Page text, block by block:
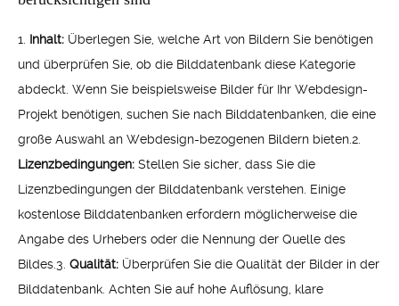
1. Inhalt: Überlegen Sie, welche Art von Bildern Sie benötigen
und überprüfen Sie, ob die Bilddatenbank diese Kategorie
abdeckt. Wenn Sie beispielsweise Bilder für Ihr Webdesign-
Projekt benötigen, suchen Sie nach Bilddatenbanken, die eine
große Auswahl an Webdesign-bezogenen Bildern bieten.2.
Lizenzbedingungen: Stellen Sie sicher, dass Sie die
Lizenzbedingungen der Bilddatenbank verstehen. Einige
kostenlose Bilddatenbanken erfordern möglicherweise die
Angabe des Urhebers oder die Nennung der Quelle des
Bildes.3. Qualität: Überprüfen Sie die Qualität der Bilder in der
Bilddatenbank. Achten Sie auf hohe Auflösung, klare